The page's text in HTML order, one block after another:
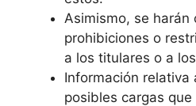
Asimismo, se harán
prohibiciones o
a los titulares o a
Información relativa
posibles cargas